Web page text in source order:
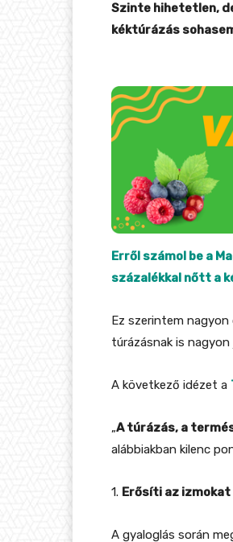
Szinte hihetetlen,
kéktúrázás
Erről számol be a
százalékkal nőtt a
Ez szerintem
túrázásnak is
A következő idézet a
„A túrázás, a
alábbiakban kilenc
1. Erősíti az
A gyaloglás során